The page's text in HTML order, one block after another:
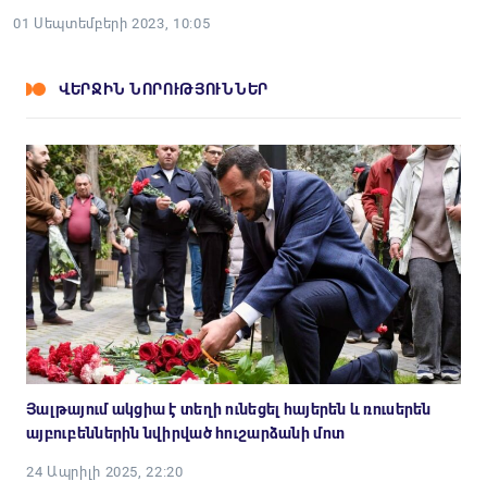
01 Սեպտեմբերի 2023, 10:05
ՎԵՐՋԻՆ ՆՈՐՈՒԹՅՈՒՆՆԵՐ
Յալթայում ակցիա է տեղի ունեցել հայերեն և ռուսերեն
այբուբեններին նվիրված հուշարձանի մոտ
24 Ապրիլի 2025, 22:20